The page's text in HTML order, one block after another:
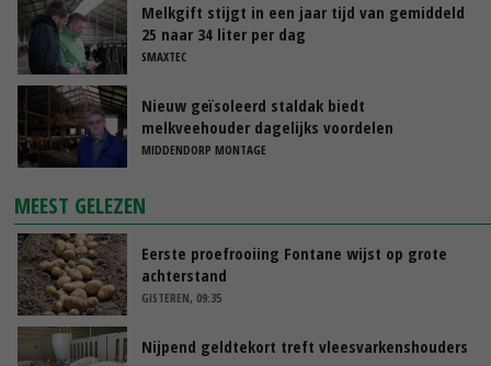
Melkgift stijgt in een jaar tijd van gemiddeld
25 naar 34 liter per dag
SMAXTEC
Nieuw geïsoleerd staldak biedt
melkveehouder dagelijks voordelen
MIDDENDORP MONTAGE
MEEST GELEZEN
Eerste proefrooiing Fontane wijst op grote
achterstand
GISTEREN, 09:35
Nijpend geldtekort treft vleesvarkenshouders